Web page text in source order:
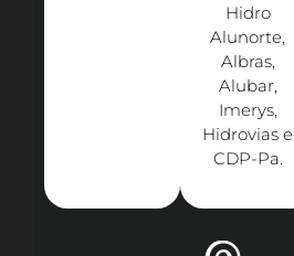
Hidro
Alunorte,
Albras,
Alubar,
Imerys,
Hidrovias e
CDP-Pa.​